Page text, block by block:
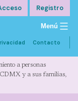
Registro
Menú
Contacto
a personas
CDMX y a sus familias,